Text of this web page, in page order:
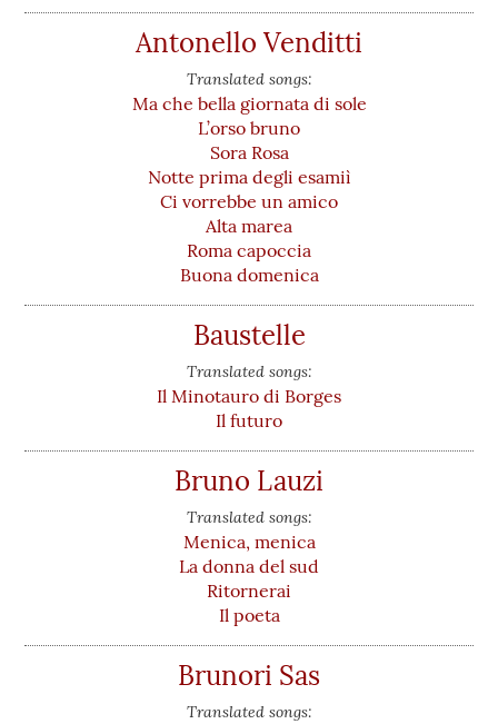
Antonello Venditti
Translated songs:
Ma che bella giornata di sole
L’orso bruno
Sora Rosa
Notte prima degli esamiì
Ci vorrebbe un amico
Alta marea
Roma capoccia
Buona domenica
Baustelle
Translated songs:
Il Minotauro di Borges
Il futuro
Bruno Lauzi
Translated songs:
Menica, menica
La donna del sud
Ritornerai
Il poeta
Brunori Sas
Translated songs: